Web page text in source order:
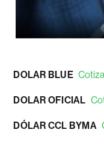
DOLAR BLUE
DOLAR OFICIAL
DÓLAR CCL BYMA